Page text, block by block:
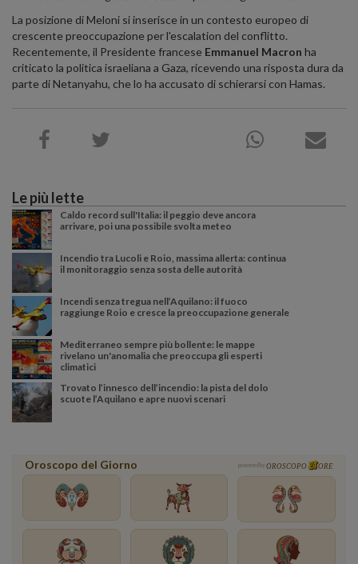
La posizione di Meloni si inserisce in un contesto europeo di
crescente preoccupazione per l'escalation del conflitto.
Recentemente, il Presidente francese Emmanuel Macron ha
criticato la politica israeliana a Gaza, ricevendo una risposta dura da
parte di Netanyahu, che lo ha accusato di schierarsi con Hamas.
Le più lette
Caldo record sull'Italia: il peggio deve ancora
arrivare, poi una possibile svolta meteo
Incendio tra Lucoli e Roio, massima allerta: continua
il monitoraggio senza sosta delle autorità
Incendi senza tregua nell’Aquilano: il fuoco
raggiunge Roio e cresce la preoccupazione generale
Mediterraneo sempre più bollente: le mappe
rivelano un'anomalia che preoccupa gli esperti
climatici
Trovato l’innesco dell’incendio: la pista del dolo
scuote l’Aquilano e apre nuovi scenari
Oroscopo del Giorno powered by OROSCOPO ORE